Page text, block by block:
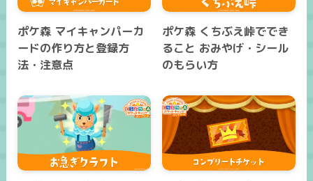
ポケ森 マイキャンパーカ
ードの作り方と登録方
法・注意点
ポケ森 くちぶえ峠ででき
ること おみやげ・シール
のもらい方